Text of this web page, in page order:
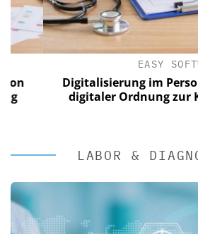
EASY
Digitalisierung im
digitaler Ordnung zur KI-
LABOR &